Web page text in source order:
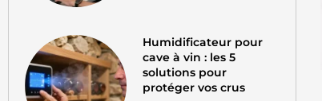
Humidificateur pour
cave à vin : les 5
solutions pour
protéger vos crus